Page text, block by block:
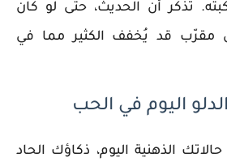
تذكر أن الحديث، حتى لو كان
قد يُخفف الكثير مما في
اليوم في الحب
الذهنية اليوم، ذكاؤك الحاد